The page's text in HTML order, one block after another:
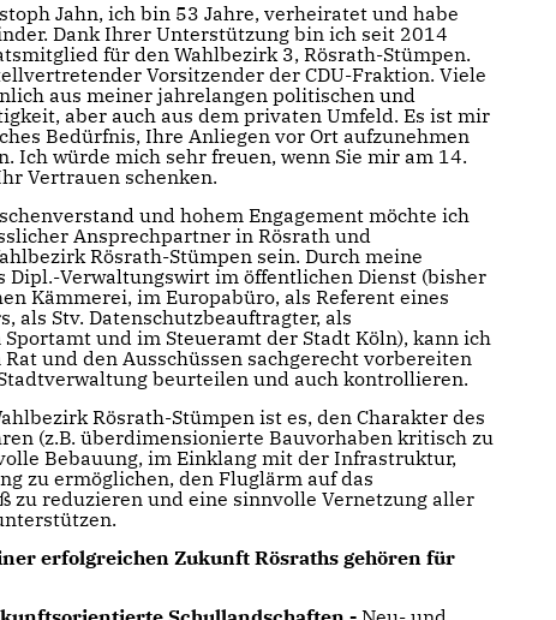
Jahn, ich bin 53 Jahre, verheiratet und habe
Dank Ihrer Unterstützung bin ich seit 2014
für den Wahlbezirk 3, Rösrath-Stümpen.
Vorsitzender der CDU-Fraktion. Viele
aus meiner jahrelangen politischen und
aber auch aus dem privaten Umfeld. Es ist mir
Bedürfnis, Ihre Anliegen vor Ort aufzunehmen
Ich würde mich sehr freuen, wenn Sie mir am 14.
Vertrauen schenken.
und hohem Engagement möchte ich
Ansprechpartner in Rösrath und
Rösrath-Stümpen sein. Durch meine
Dipl.-Verwaltungswirt im öffentlichen Dienst (bisher
Kämmerei, im Europabüro, als Referent eines
als Stv. Datenschutzbeauftragter, als
und im Steueramt der Stadt Köln), kann ich
und den Ausschüssen sachgerecht vorbereiten
beurteilen und auch kontrollieren.
Rösrath-Stümpen ist es, den Charakter des
(z.B. überdimensionierte Bauvorhaben kritisch zu
Bebauung, im Einklang mit der Infrastruktur,
zu ermöglichen, den Fluglärm auf das
zu reduzieren und eine sinnvolle Vernetzung aller
erfolgreichen Zukunft Rösraths gehören für